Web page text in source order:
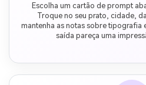
Escolha um cartão de prompt
Troque no seu prato, cidade,
mantenha as notas sobre tipografia
saída pareça uma